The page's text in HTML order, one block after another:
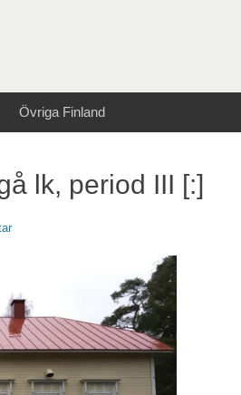
Övriga Finland
lk, period III [:]